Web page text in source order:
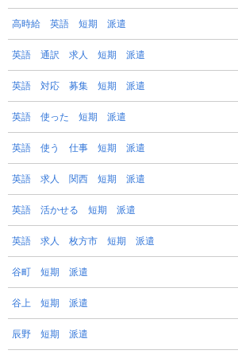
高時給 英語 短期 派遣
英語 通訳 求人 短期 派遣
英語 対応 募集 短期 派遣
英語 使った 短期 派遣
英語 使う 仕事 短期 派遣
英語 求人 関西 短期 派遣
英語 活かせる 短期 派遣
英語 求人 枚方市 短期 派遣
谷町 短期 派遣
谷上 短期 派遣
辰野 短期 派遣